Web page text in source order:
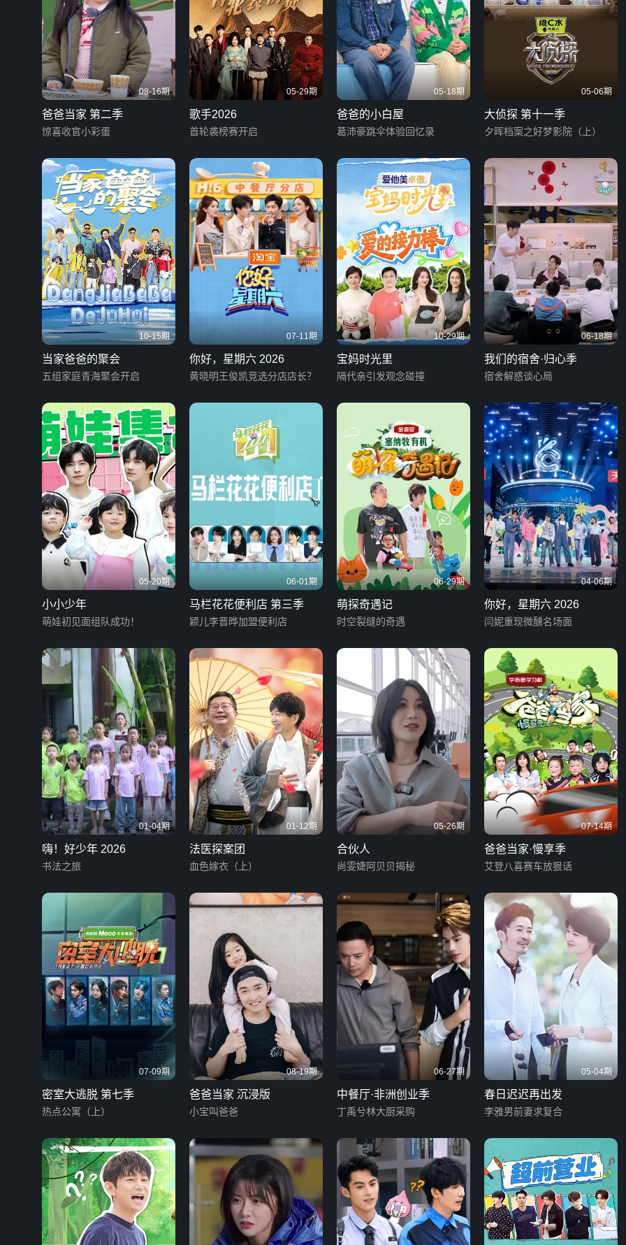
08-16期
爸爸当家 第二季
惊喜收官小彩蛋
05-29期
歌手2026
首轮袭榜赛开启
05-18期
爸爸的小白屋
葛沛豪跳伞体验回忆录
05-06期
大侦探 第十一季
夕晖档案之好梦影院（上）
10-15期
当家爸爸的聚会
五组家庭青海聚会开启
07-11期
你好，星期六 2026
黄晓明王俊凯竞选分店店长？
10-29期
宝妈时光里
隔代亲引发观念碰撞
06-18期
我们的宿舍·归心季
宿舍解惑谈心局
05-20期
小小少年
萌娃初见面组队成功！
06-01期
马栏花花便利店 第三季
颖儿李晋晔加盟便利店
06-29期
萌探奇遇记
时空裂缝的奇遇
04-06期
你好，星期六 2026
闫妮重现微醺名场面
01-04期
嗨！好少年 2026
书法之旅
01-12期
法医探案团
血色嫁衣（上）
05-26期
合伙人
尚雯婕阿贝贝揭秘
07-14期
爸爸当家·慢享季
艾登八喜赛车放狠话
07-09期
密室大逃脱 第七季
热点公寓（上）
08-19期
爸爸当家 沉浸版
小宝叫爸爸
06-27期
中餐厅·非洲创业季
丁禹兮林大厨采购
05-04期
春日迟迟再出发
李雅男前妻求复合